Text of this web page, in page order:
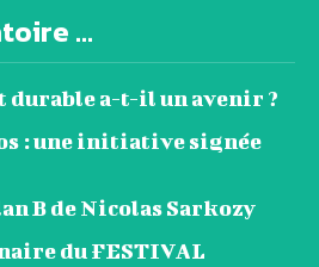
...
durable a-t-il un avenir ?
: une initiative signée
B de Nicolas Sarkozy
du FESTIVAL